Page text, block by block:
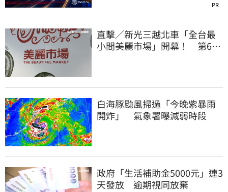
PR
直擊／新光三越北車「全台最
小間美麗市場」開幕！ 第6家
白海豚颱風掃過「今晚紫暴雨
開炸」 氣象署曝減弱時段
政府「生活補助金5000元」連3
天發放 逾期視同放棄